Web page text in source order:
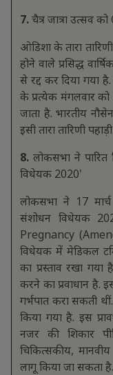
7.चैत्र जात्रा उत्सव
ओडिशा के तारा
होने वाले प्रसिद्ध
से रद्द कर दिया गया
के प्रत्येक मंगलवार को
जाता है. भारतीय
इसी तारा तारिणी
8.लोकसभा ने
विधेयक 2020'
लोकसभा ने 17
संशोधन विधेयक
Pregnancy
विधेयक में मेडिकल
का प्रस्ताव रखा
करने का प्रवाधान
गर्भपात करा सकती
किया गया है. इस
नजर की शिकार
चिकित्सकीय,
लागू किया जा सकता है.